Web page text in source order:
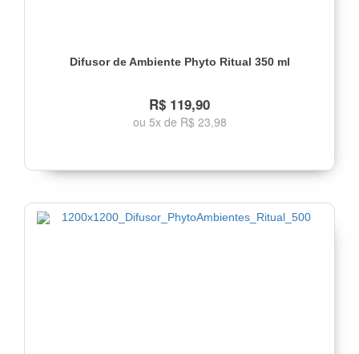
Difusor de Ambiente Phyto Ritual 350 ml
R$ 119,90
ou 5x de R$ 23,98